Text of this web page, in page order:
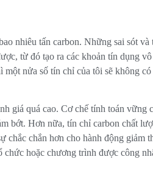
nhiêu tấn carbon. Những sai sót và
từ đó tạo ra các khoản tín dụng
nửa số tín chỉ của tôi sẽ không
giá quá cao. Cơ chế tính toán vững
bớt. Hơn nữa, tín chỉ carbon chất
chắc chắn hơn cho hành động giảm
chức hoặc chương trình được công